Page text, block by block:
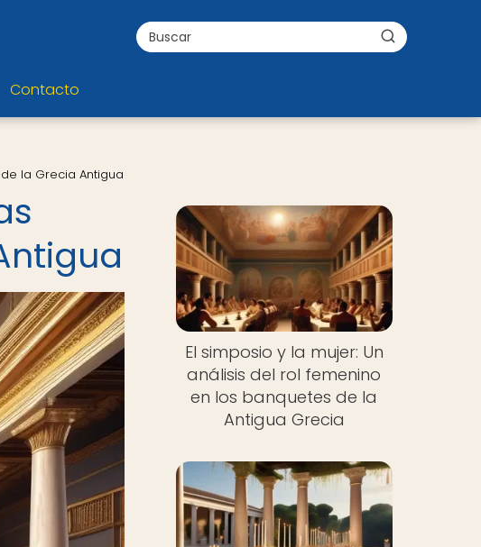
Contacto
la Grecia Antigua
El simposio y la mujer: Un
análisis del rol femenino
en los banquetes de la
Antigua Grecia